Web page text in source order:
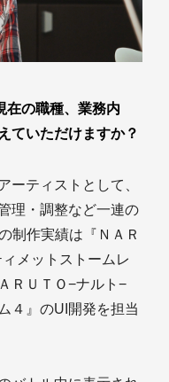
在の職種、業務内
ていただけますか？
ーティストとして、
理・調整など一連の
制作実績は『ＮＡＲ
メットストームレ
ＲＵＴＯ−ナルト−
４』のUI開発を担当